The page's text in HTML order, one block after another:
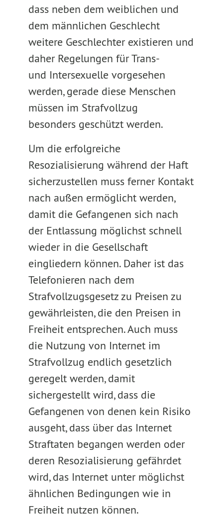
dass neben dem weiblichen und
dem männlichen Geschlecht
weitere Geschlechter existieren und
daher Regelungen für Trans-
und Intersexuelle vorgesehen
werden, gerade diese Menschen
müssen im Strafvollzug
besonders geschützt werden.
Um die erfolgreiche
Resozialisierung während der Haft
sicherzustellen muss ferner Kontakt
nach außen ermöglicht werden,
damit die Gefangenen sich nach
der Entlassung möglichst schnell
wieder in die Gesellschaft
eingliedern können. Daher ist das
Telefonieren nach dem
Strafvollzugsgesetz zu Preisen zu
gewährleisten, die den Preisen in
Freiheit entsprechen. Auch muss
die Nutzung von Internet im
Strafvollzug endlich gesetzlich
geregelt werden, damit
sichergestellt wird, dass die
Gefangenen von denen kein Risiko
ausgeht, dass über das Internet
Straftaten begangen werden oder
deren Resozialisierung gefährdet
wird, das Internet unter möglichst
ähnlichen Bedingungen wie in
Freiheit nutzen können.